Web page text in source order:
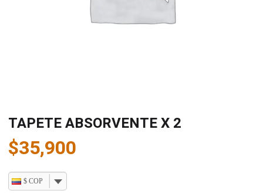
TAPETE ABSORVENTE X 2
$35,900
$ COP